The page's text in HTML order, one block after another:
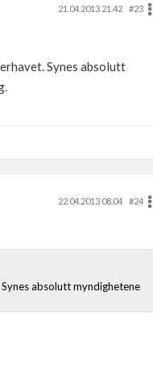
21.04.2013 21.42
#23
Synes absolutt
22.04.2013 08.04
#24
absolutt myndighetene